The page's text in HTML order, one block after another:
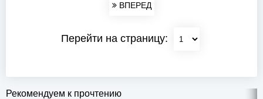
ВПЕРЕД
Перейти на страницу:
Рекомендуем к прочтению